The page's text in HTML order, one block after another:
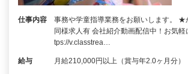
仕事内容
事務や学童指導業務をお願いします。 ★
同様求人有 会社紹介動画配信中！お気
tps://v.classtrea…
給与 月給210,000円以上（賞与年2.0ヶ月分）